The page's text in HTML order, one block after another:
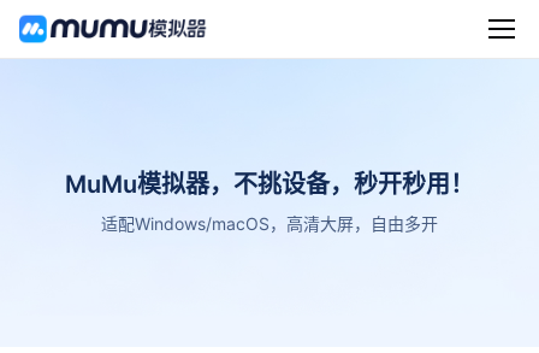
MuMu模拟器，不挑设备，秒开秒用！
适配Windows/macOS，高清大屏，自由多开